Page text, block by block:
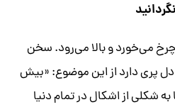
می‌خورد و بالا می‌رود. سخن
پری دارد از این موضوع: «بیش
شکلی از اشکال در تمام دنیا